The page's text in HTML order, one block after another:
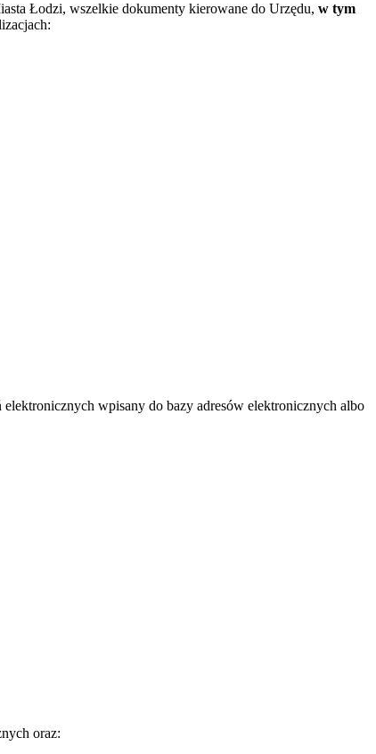
Łodzi, wszelkie dokumenty kierowane do Urzędu, w tym
wpisany do bazy adresów elektronicznych albo
oraz: